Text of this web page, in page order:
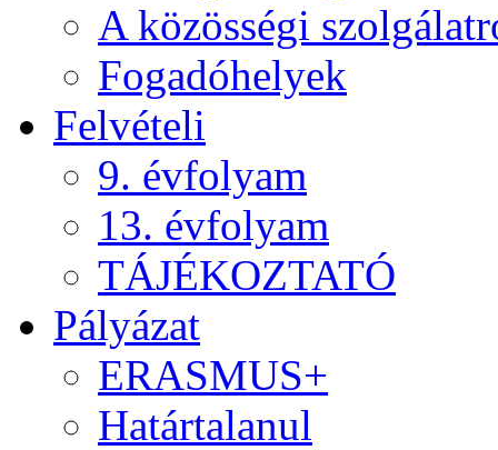
A közösségi
Fogadóhelyek
Felvételi
9. évfolyam
13. évfolyam
TÁJÉKOZTATÓ
Pályázat
ERASMUS+
Határtalanul